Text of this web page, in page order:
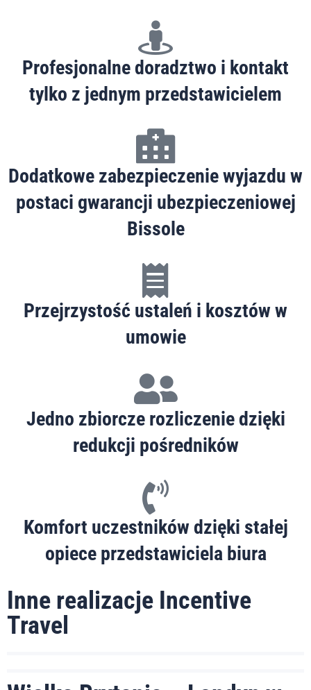
Profesjonalne doradztwo i kontakt
tylko z jednym przedstawicielem
Dodatkowe zabezpieczenie wyjazdu w
postaci gwarancji ubezpieczeniowej
Bissole
Przejrzystość ustaleń i kosztów w
umowie
Jedno zbiorcze rozliczenie dzięki
redukcji pośredników
Komfort uczestników dzięki stałej
opiece przedstawiciela biura
Inne realizacje Incentive
Travel